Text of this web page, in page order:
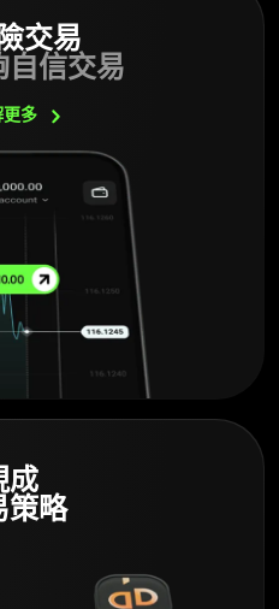
交易
自信交易
更多
成
策略